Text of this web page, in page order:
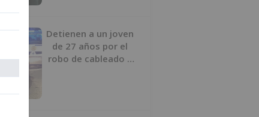
Detienen a un joven
de 27 años por el
robo de cableado y